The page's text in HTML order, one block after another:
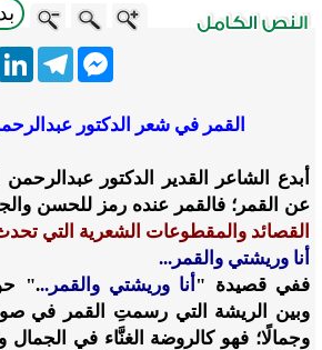
Messenger
القمر في شعر الدكتور
أبدع الشاعر القدير الدكتور
عن القمر؛ فالقمر عنده رمز للحسن
القصائد والمقطوعات الشعرية التي
أنا وريشتي والقمر...
ففي قصيدة " أنا وريشتي والقمر..."
وبين الريشة التي رسمتِ القمر في
وجمالًا؛ فهو كالروضة الغنَّاء في الجمال